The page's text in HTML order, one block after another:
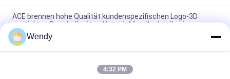
ACE brennen hohe Qualität kundenspezifischen Logo-3D
gestickten Baseballmütze-Hut mit Metallschnalle ein
Platten-Baseballmütze-fester klassischer sechs Platten-
unstrukturierter Vati-Hut 100% des Polyester-6
Fernlastfahrer gebogene Platten-Vati-Kappe des Rand-sechs
Wendy
4:32 PM